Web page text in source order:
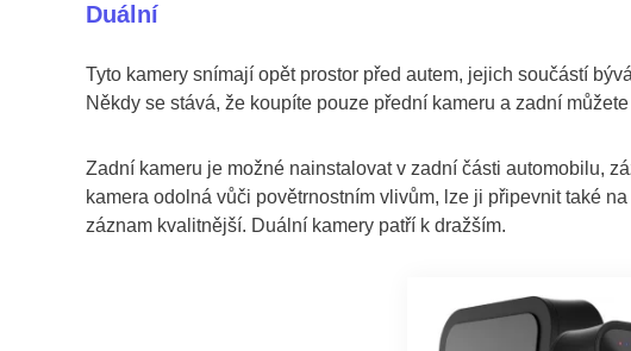
Duální
Tyto kamery snímají opět prostor před autem, jejich součástí
Někdy se stává, že koupíte pouze přední kameru a zadní
Zadní kameru je možné nainstalovat v zadní části automobilu,
kamera odolná vůči povětrnostním vlivům, lze ji připevnit také
záznam kvalitnější. Duální kamery patří k dražším.